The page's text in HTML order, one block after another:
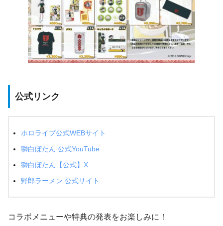
公式リンク
ホロライブ公式WEBサイト
獅白ぼたん 公式YouTube
獅白ぼたん【公式】X
野郎ラーメン 公式サイト
コラボメニューや特典の発表をお楽しみに！